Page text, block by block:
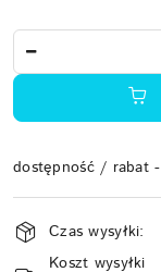
dostępność / rabat
Dostępność
i
Czas wysyłki:
Koszt wysyłki